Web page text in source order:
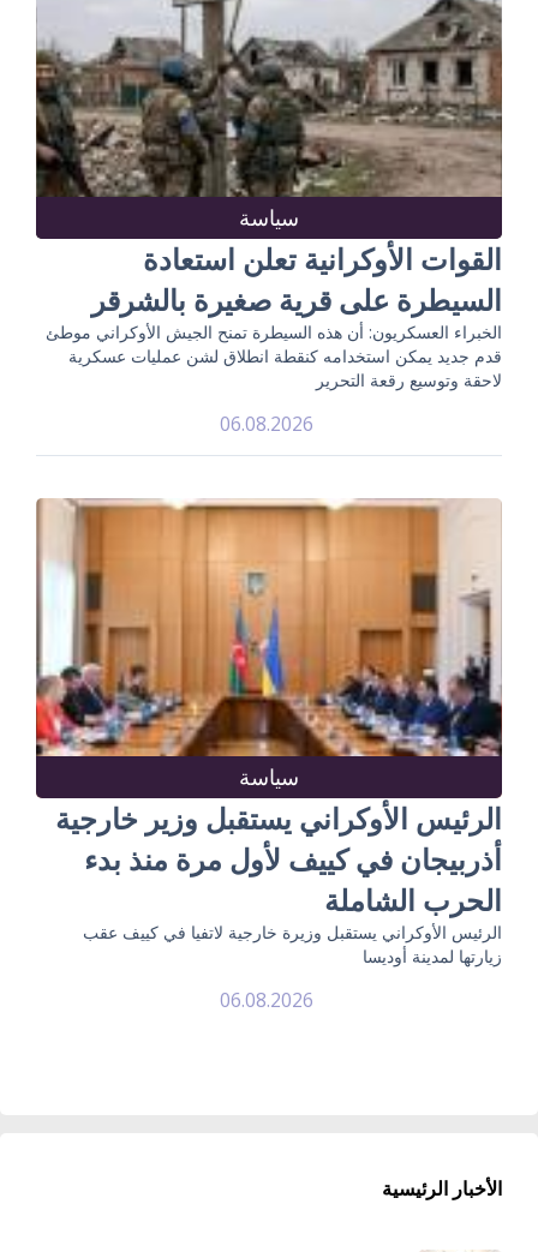
سياسة
القوات الأوكرانية تعلن استعادة
السيطرة على قرية صغيرة بالشرقر
الخبراء العسكريون: أن هذه السيطرة تمنح الجيش الأوكراني موطئ
قدم جديد يمكن استخدامه كنقطة انطلاق لشن عمليات عسكرية
لاحقة وتوسيع رقعة التحرير
06.08.2026
سياسة
الرئيس الأوكراني يستقبل وزير خارجية
أذربيجان في كييف لأول مرة منذ بدء
الحرب الشاملة
الرئيس الأوكراني يستقبل وزيرة خارجية لاتفيا في كييف عقب
زيارتها لمدينة أوديسا
06.08.2026
الأخبار الرئيسية